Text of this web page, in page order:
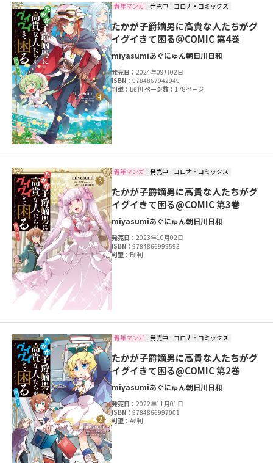
青年マンガ 発売中 コロナ・コミックス
たかが子爵嫡男に高貴な人たちがグ
イグイきて困る＠COMIC 第4巻
miyasumiあぐにゅん朝日川日和
発売日：2024年09月02日
ISBN：9784867942949
判型： B6判ページ数： 178ページ
青年マンガ 発売中 コロナ・コミックス
たかが子爵嫡男に高貴な人たちがグ
イグイきて困る@COMIC 第3巻
miyasumiあぐにゅん朝日川日和
発売日：2023年10月02日
ISBN：9784866999593
判型： B6判
青年マンガ 発売中 コロナ・コミックス
たかが子爵嫡男に高貴な人たちがグ
イグイきて困る@COMIC 第2巻
miyasumiあぐにゅん朝日川日和
発売日：2022年11月01日
ISBN：9784866997001
判型：A6判